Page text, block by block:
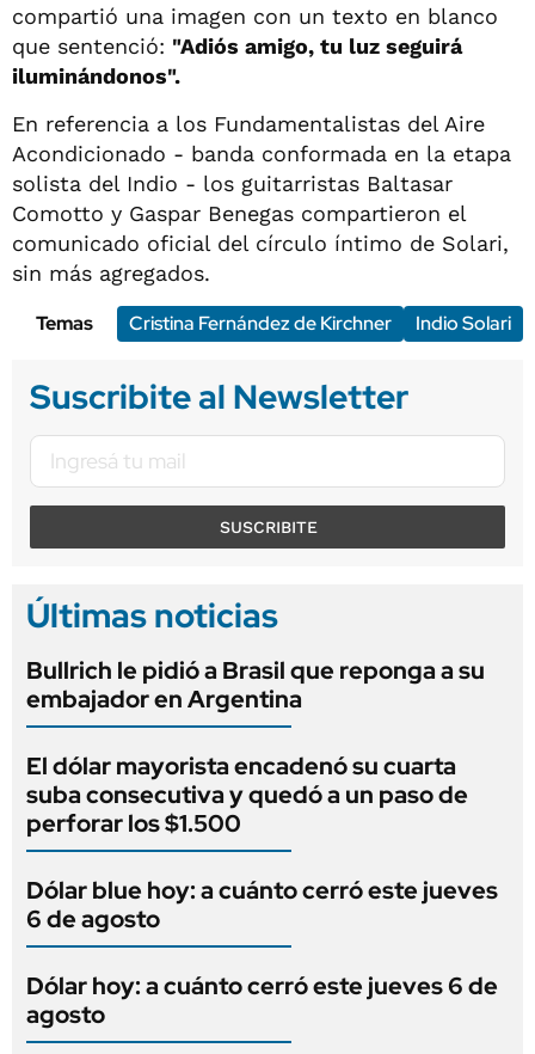
compartió una imagen con un texto en blanco
que sentenció: "Adiós amigo, tu luz seguirá
iluminándonos".
En referencia a los Fundamentalistas del Aire
Acondicionado - banda conformada en la etapa
solista del Indio - los guitarristas Baltasar
Comotto y Gaspar Benegas compartieron el
comunicado oficial del círculo íntimo de Solari,
sin más agregados.
Temas
Cristina Fernández de Kirchner Indio Solari
Suscribite al Newsletter
SUSCRIBITE
Últimas noticias
Bullrich le pidió a Brasil que reponga a su
embajador en Argentina
El dólar mayorista encadenó su cuarta
suba consecutiva y quedó a un paso de
perforar los $1.500
Dólar blue hoy: a cuánto cerró este jueves
6 de agosto
Dólar hoy: a cuánto cerró este jueves 6 de
agosto